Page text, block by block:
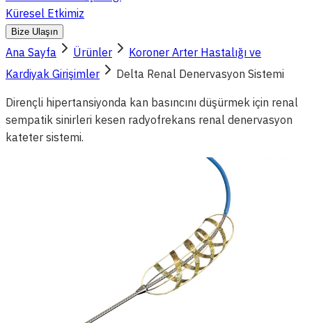
Küresel Etkimiz
Bize Ulaşın
Ana Sayfa Ürünler
Koroner Arter Hastalığı ve
Kardiyak Girişimler
Delta Renal Denervasyon Sistemi
Dirençli hipertansiyonda kan basıncını düşürmek için renal
sempatik sinirleri kesen radyofrekans renal denervasyon
kateter sistemi.